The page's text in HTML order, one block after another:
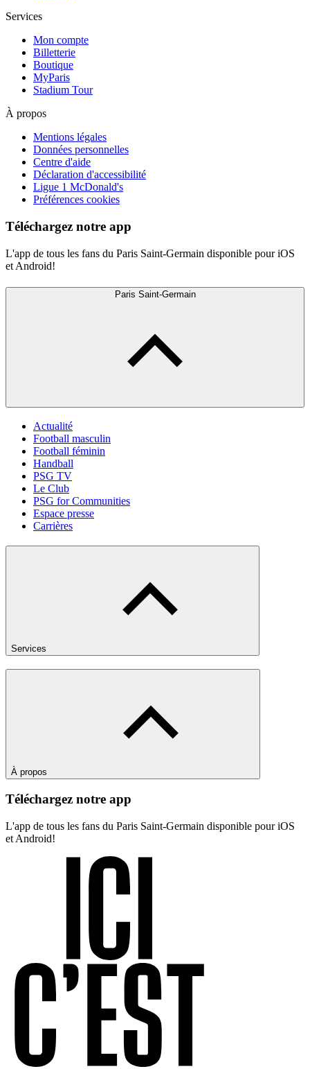
Services
Mon compte
Billetterie
Boutique
MyParis
Stadium Tour
À propos
Mentions légales
Données personnelles
Centre d'aide
Déclaration d'accessibilité
Ligue 1 McDonald's
Préférences cookies
Téléchargez notre app
L'app de tous les fans du Paris Saint-Germain disponible pour iOS
et Android!
Paris Saint-Germain
Actualité
Football masculin
Football féminin
Handball
PSG TV
Le Club
PSG for Communities
Espace presse
Carrières
Services
À propos
Téléchargez notre app
L'app de tous les fans du Paris Saint-Germain disponible pour iOS
et Android!